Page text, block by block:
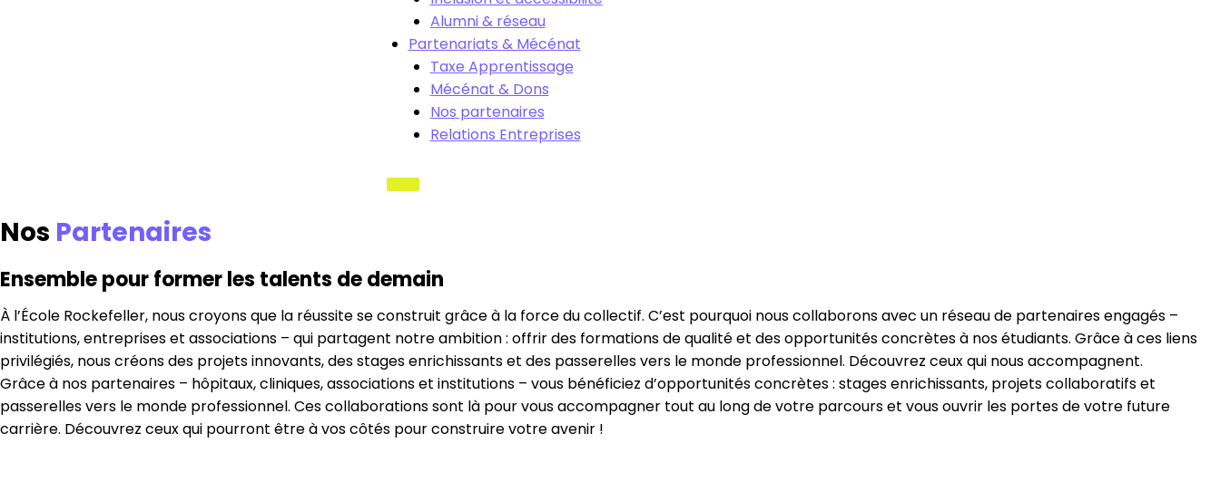
Alumni & réseau
Partenariats & Mécénat
Taxe Apprentissage
Mécénat & Dons
Nos partenaires
Relations Entreprises
Nos Partenaires
Ensemble pour former les talents de demain
À l’École Rockefeller, nous croyons que la réussite se construit grâce à la force du collectif. C’est pourquoi nous collaborons avec un réseau de partenaires engagés –
institutions, entreprises et associations – qui partagent notre ambition : offrir des formations de qualité et des opportunités concrètes à nos étudiants. Grâce à ces liens
privilégiés, nous créons des projets innovants, des stages enrichissants et des passerelles vers le monde professionnel. Découvrez ceux qui nous accompagnent.
Grâce à nos partenaires – hôpitaux, cliniques, associations et institutions – vous bénéficiez d’opportunités concrètes : stages enrichissants, projets collaboratifs et
passerelles vers le monde professionnel. Ces collaborations sont là pour vous accompagner tout au long de votre parcours et vous ouvrir les portes de votre future
carrière. Découvrez ceux qui pourront être à vos côtés pour construire votre avenir !